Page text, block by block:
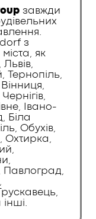
завжди
з
як
Тернопіль,
Івано-
Біла
Обухів,
Охтирка,
Павлоград,